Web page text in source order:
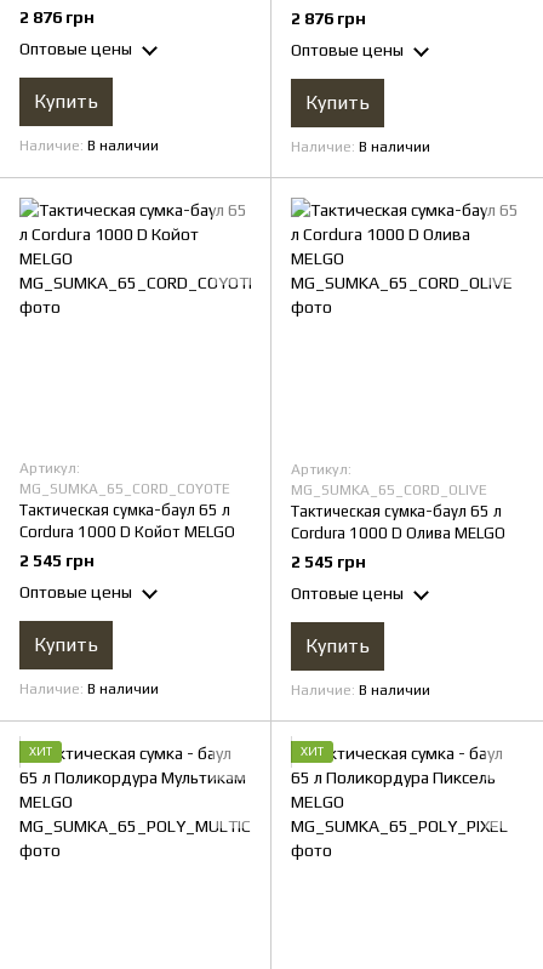
2 876 грн
Оптовые цены
Купить
Наличие В наличии
2 876 грн
Оптовые цены
Купить
Наличие В наличии
Артикул:
MG_SUMKA_65_CORD_COYOTE
Тактическая сумка-баул 65 л
Cordura 1000 D Койот MELGO
2 545 грн
Оптовые цены
Купить
Наличие В наличии
Артикул:
MG_SUMKA_65_CORD_OLIVE
Тактическая сумка-баул 65 л
Cordura 1000 D Олива MELGO
2 545 грн
Оптовые цены
Купить
Наличие В наличии
ХИТ ХИТ